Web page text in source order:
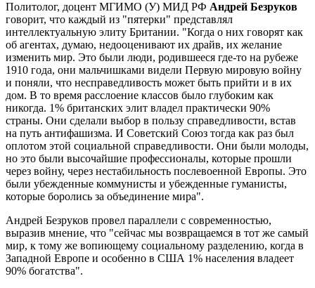
Политолог, доцент МГИМО (У) МИД РФ Андрей Безруков
говорит, что каждый из "пятерки" представлял
интеллектуальную элиту Британии. "Когда о них говорят как
об агентах, думаю, недооценивают их драйв, их желание
изменить мир. Это были люди, родившееся где-то на рубеже
1910 года, они мальчишками видели Первую мировую войну
и поняли, что несправедливость может быть прийти и в их
дом. В то время расслоение классов было глубоким как
никогда. 1% британских элит владел практически 90%
страны. Они сделали выбор в пользу справедливости, встав
на путь антифашизма. И Советский Союз тогда как раз был
оплотом этой социальной справедливости. Они были молоды,
но это были высочайшие профессионалы, которые прошли
через войну, через нестабильность послевоенной Европы. Это
были убежденные коммунисты и убежденные гуманисты,
которые боролись за объединение мира".
Андрей Безруков провел параллели с современностью,
выразив мнение, что "сейчас мы возвращаемся в тот же самый
мир, к тому же вопиющему социальному разделению, когда в
Западной Европе и особенно в США 1% населения владеет
90% богатства".